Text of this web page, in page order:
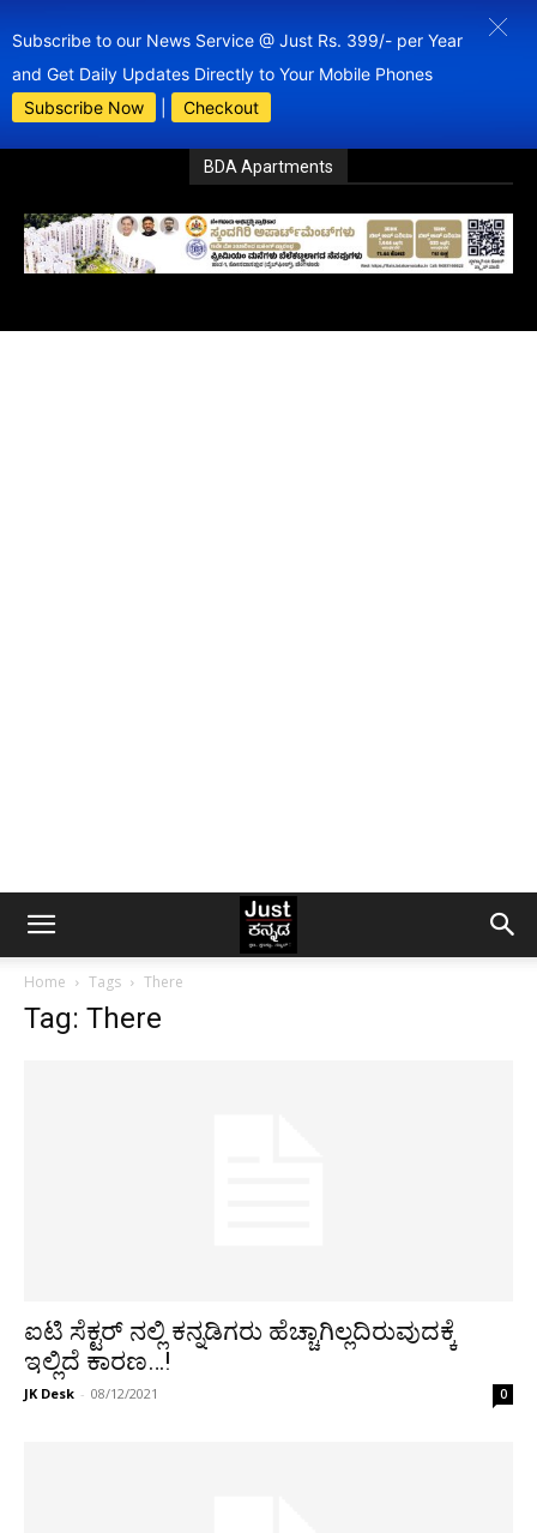
Subscribe to our News Service @ Just Rs. 399/- per Year
and Get Daily Updates Directly to Your Mobile Phones
Subscribe Now
Checkout
BDA Apartments
Home Tags There
Tag: There
ಐಟಿ ಸೆಕ್ಟರ್ ನಲ್ಲಿ ಕನ್ನಡಿಗರು ಹೆಚ್ಚಾಗಿಲ್ಲದಿರುವುದಕ್ಕೆ
ಇಲ್ಲಿದೆ ಕಾರಣ…!
JK Desk - 08/12/2021 0